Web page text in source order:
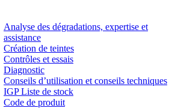
Analyse des dégradations, expertise et
assistance
Création de teintes
Contrôles et essais
Diagnostic
Conseils d’utilisation et conseils techniques
IGP Liste de stock
Code de produit